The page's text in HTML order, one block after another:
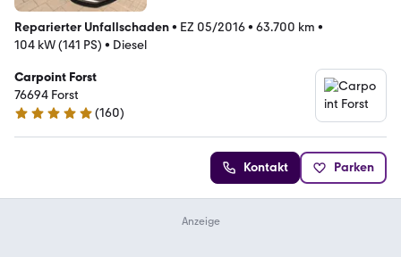
Reparierter Unfallschaden• EZ 05/2016• 63.700 km •
104 kW (141 PS) • Diesel
Carpoint Forst
76694 Forst
4.8 Sterne
(160)
Kontakt Parken